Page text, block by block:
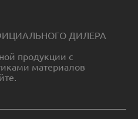
ДИЛЕРА
продукции с
материалов